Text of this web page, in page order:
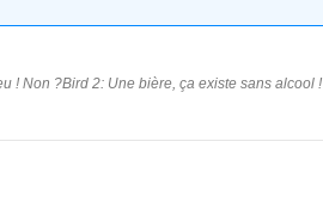
! Non ?Bird 2: Une bière, ça existe sans alcool !